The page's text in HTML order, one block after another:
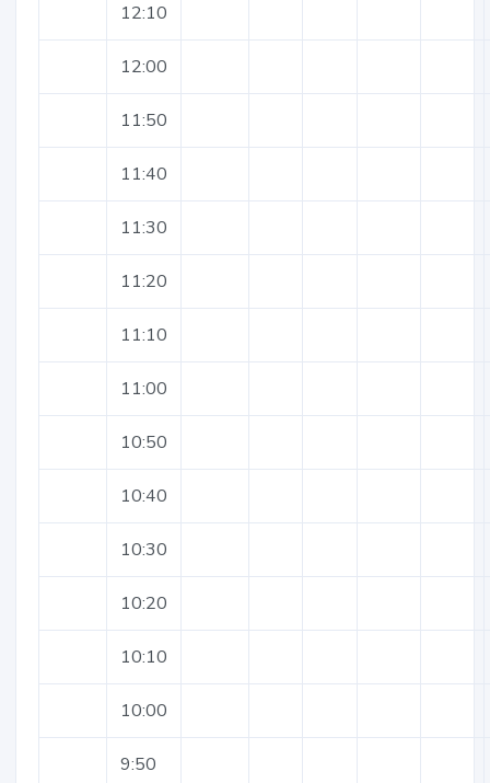
12:10
12:00
11:50
11:40
11:30
11:20
11:10
11:00
10:50
10:40
10:30
10:20
10:10
10:00
9:50